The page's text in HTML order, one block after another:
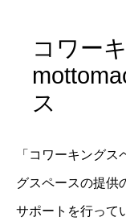
コワー
ス
「コワーキング
グスペースの提供
サポートを行って